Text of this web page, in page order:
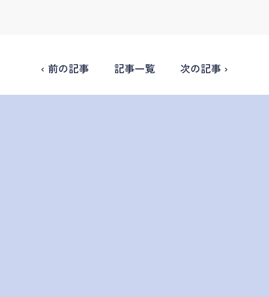
‹ 前の記事 記事一覧 次の記事 ›